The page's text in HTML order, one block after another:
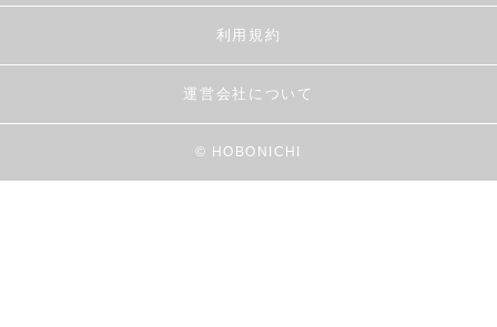
利用規約
運営会社について
© HOBONICHI